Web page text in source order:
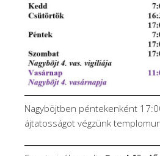
Nagyböjtben péntekenként
ájtatosságot végzünk